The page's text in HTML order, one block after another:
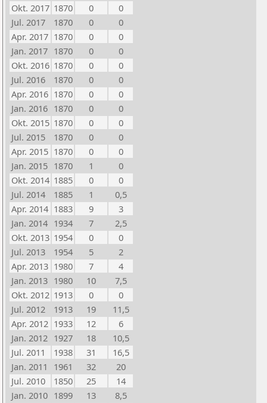
Okt. 2017 1870 0
0
Jul. 2017
1870 0
0
Apr. 2017 1870 0
0
Jan. 2017 1870 0
0
Okt. 2016 1870 0
0
Jul. 2016
1870 0
0
Apr. 2016 1870 0
0
Jan. 2016 1870 0
0
Okt. 2015 1870 0
0
Jul. 2015
1870 0
0
Apr. 2015 1870 0
0
Jan. 2015 1870 1
0
Okt. 2014 1885 0
0
Jul. 2014
1885 1
0,5
Apr. 2014 1883 9
3
Jan. 2014 1934 7
2,5
Okt. 2013 1954 0
0
Jul. 2013
1954 5
2
Apr. 2013 1980 7
4
Jan. 2013 1980 10
7,5
Okt. 2012 1913 0
0
Jul. 2012
1913 19
11,5
Apr. 2012 1933 12
6
Jan. 2012 1927 18
10,5
Jul. 2011
1938 31
16,5
Jan. 2011
1961 32
20
Jul. 2010
1850 25
14
Jan. 2010 1899 13
8,5